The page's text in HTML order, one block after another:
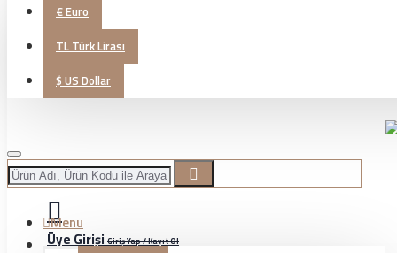
€Euro
TL Türk Lirası
$ US Dollar
Üye Girişi Giriş Yap / Kayıt Ol
Menu